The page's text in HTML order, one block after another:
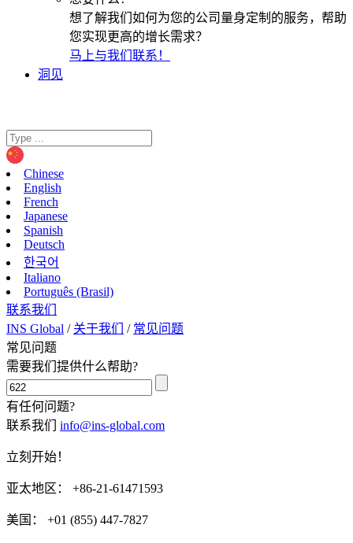
想了解我们如何为您的公司量身定制的服务，帮助
您实现更高的增长需求？
马上与我们联系！
洞见
Chinese
English
French
Japanese
Spanish
Deutsch
한국어
Italiano
Português (Brasil)
联系我们
INS Global / 关于我们 / 常见问题
常见问题
需要我们提供什么帮助?
有任何问题?
联系我们 info@ins-global.com
立刻开始！
亚太地区： +86-21-61471593
美国： +01 (855) 447-7827